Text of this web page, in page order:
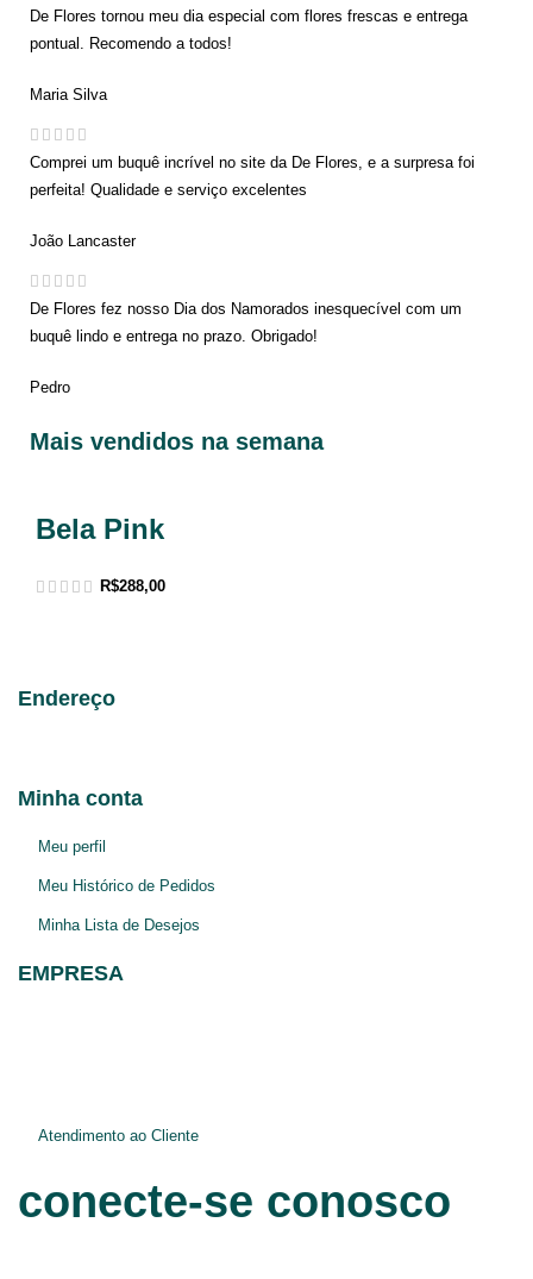
De Flores tornou meu dia especial com flores frescas e entrega
pontual. Recomendo a todos!
Maria Silva
Comprei um buquê incrível no site da De Flores, e a surpresa foi
perfeita! Qualidade e serviço excelentes
João Lancaster
De Flores fez nosso Dia dos Namorados inesquecível com um
buquê lindo e entrega no prazo. Obrigado!
Pedro
Mais vendidos na semana
Bela Pink
R$288,00
Endereço
Minha conta
Meu perfil
Meu Histórico de Pedidos
Minha Lista de Desejos
EMPRESA
Atendimento ao Cliente
conecte-se conosco